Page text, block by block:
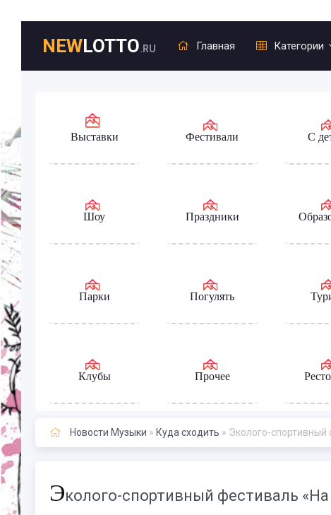
NEWLOTTO.RU Главная Категории
Выставки Фестивали С
Шоу Праздники
Парки Погулять
Клубы Прочее
Новости Музыки » Куда сходить » Эколого-спортивный
Эколого-спортивный фестиваль «На